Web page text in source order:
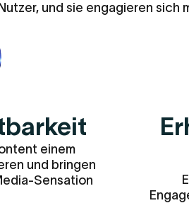
und sie engagieren sich
einem
und bringen
Sensation